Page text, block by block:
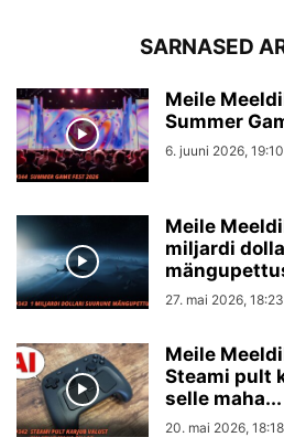
SARNASED
Meile
Summer
6. juuni 2026, 19:10
Meile
miljardi
27. mai 2026, 18:23
Meile
Steami pult
selle maha...
20. mai 2026, 18:18